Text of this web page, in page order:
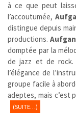
à ce que peut
l’accoutumée,
distingue depuis
productions.
domptée par la
de jazz et de rock.
l’élégance de
groupe facile à
adeptes, mais
(SUITE…)